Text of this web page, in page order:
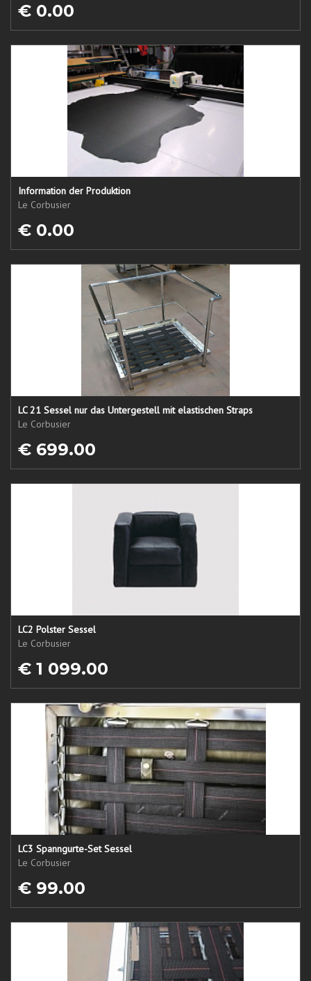
€ 0.00
Information der Produktion
Le Corbusier
€ 0.00
LC 21 Sessel nur das Untergestell mit elastischen Straps
Le Corbusier
€ 699.00
LC2 Polster Sessel
Le Corbusier
€ 1 099.00
LC3 Spanngurte-Set Sessel
Le Corbusier
€ 99.00